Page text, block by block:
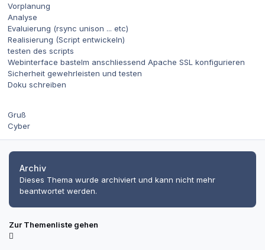
Vorplanung
Analyse
Evaluierung (rsync unison ... etc)
Realisierung (Script entwickeln)
testen des scripts
Webinterface bastelm anschliessend Apache SSL konfigurieren
Sicherheit gewehrleisten und testen
Doku schreiben
Gruß
Cyber
Archiv
Dieses Thema wurde archiviert und kann nicht mehr
beantwortet werden.
Zur Themenliste gehen